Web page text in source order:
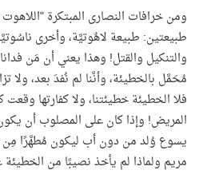
ومن خرافات النصارى المبتكرة
طبيعتين: طبيعة لاهُوتيَّة، وأخرى
والتنكيل والقتل! وهذا يعني أن مَن
مُحَمَّل بالخطيئة، وأنَّنا لم نُفدَ بعد، ولا
فلا الخطيئة خطيئتنا، ولا كفارتها وقعت
المريض! وإذا كان على المصلوب أن
يسوع وُلد من دون أب ليكون مُطهَّرًا مِن
مريم ولماذا لم يأخذ نصيبًا من